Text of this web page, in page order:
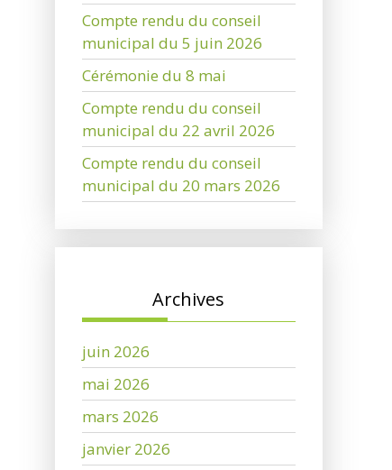
Compte rendu du conseil
municipal du 5 juin 2026
Cérémonie du 8 mai
Compte rendu du conseil
municipal du 22 avril 2026
Compte rendu du conseil
municipal du 20 mars 2026
Archives
juin 2026
mai 2026
mars 2026
janvier 2026